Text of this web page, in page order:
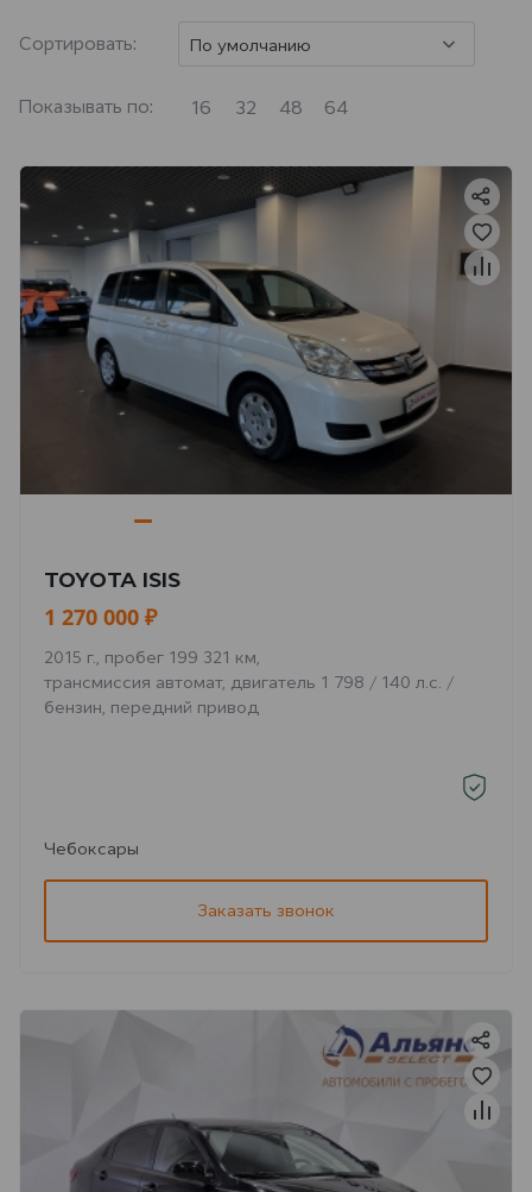
Сортировать: По умолчанию
Показывать по: 16 32 48 64
TOYOTA ISIS
1 270 000 ₽
2015 г., пробег 199 321 км,
трансмиссия автомат, двигатель 1 798 / 140 л.с. /
бензин, передний привод
Чебоксары
Заказать звонок